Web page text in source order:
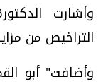
وأشارت
التراخيص من
وأضافت" أبو